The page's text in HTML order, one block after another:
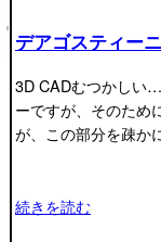
デアゴスティー
3D CADむつかしい
ーですが、そのため
が、この部分を疎か
続きを読む